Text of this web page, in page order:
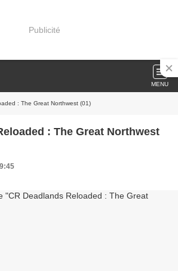
Publicité
MENU
: The Great Northwest (01)
: The Great Northwest